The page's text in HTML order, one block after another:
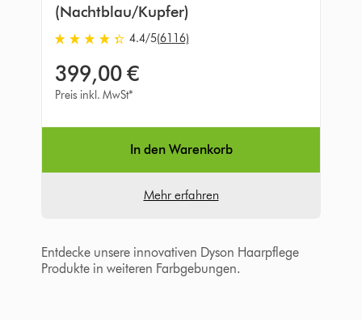
(Nachtblau/Kupfer)
4.4
von
5
Sternen
6116
4.4/5(6116)
399,00 €
Preis inkl. MwSt*
In den Warenkorb
Mehr erfahren
Entdecke unsere innovativen Dyson Haarpflege
Produkte in weiteren Farbgebungen.